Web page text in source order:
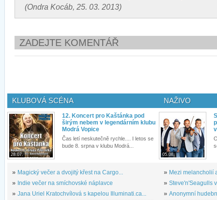
(Ondra Kocáb, 25. 03. 2013)
ZADEJTE KOMENTÁŘ
KLUBOVÁ SCÉNA
28.07.
12. Koncert pro Kaštánka pod
širým nebem v legendárním klubu
Modrá Vopice
Čas letí neskutečně rychle.... I letos se
bude 8. srpna v klubu Modrá...
» Magický večer a dvojitý křest na Cargo...
» Indie večer na smíchovské náplavce
» Jana Uriel Kratochvílová s kapelou Illuminati.ca...
NAŽIVO
05.08.
» Mezi melancholií
» Steve'n'Seagulls
» Anonymní